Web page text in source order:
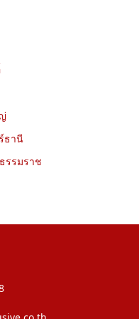
ธานี
รรมราช